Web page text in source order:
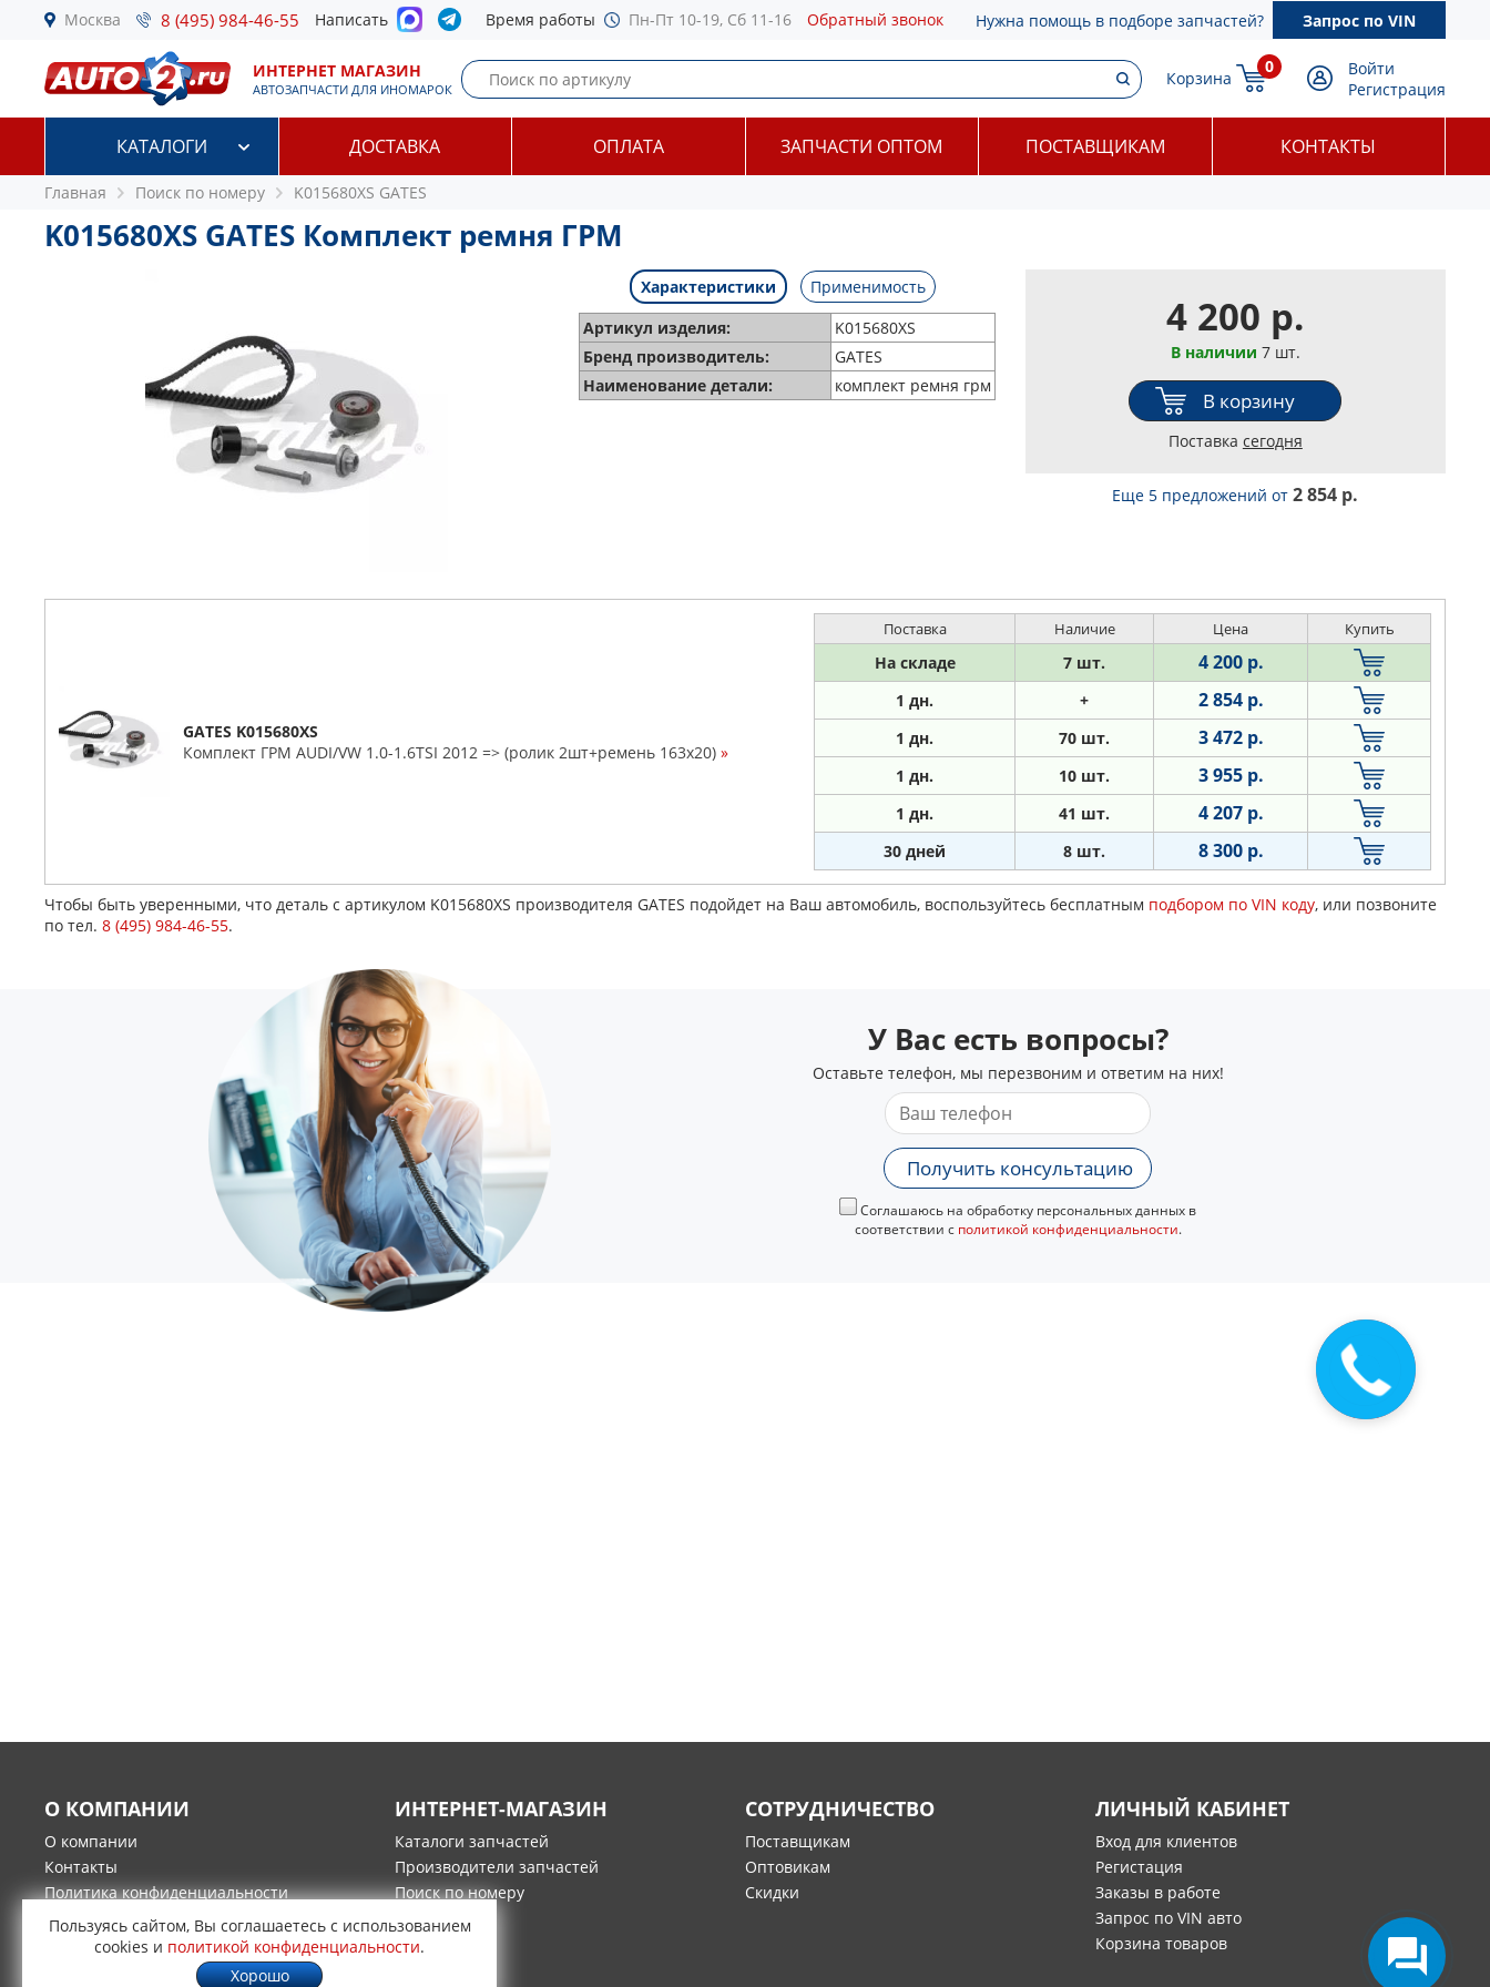
Москва 8 (495) 984-46-55 Написать Время работы Пн-Пт 10-19, Сб 11-16 Обратный звонок Нужна помощь в подборе запчастей? Запрос по VIN
ИНТЕРНЕТ МАГАЗИН
АВТОЗАПЧАСТИ ДЛЯ ИНОМАРОК
Корзина
0
Войти
Регистрация
КАТАЛОГИ ДОСТАВКА ОПЛАТА ЗАПЧАСТИ ОПТОМ ПОСТАВЩИКАМ КОНТАКТЫ
Главная Поиск по номеру K015680XS GATES
K015680XS GATES Комплект ремня ГРМ
Характеристики
Применимость
Артикул изделия:
K015680XS
Бренд производитель:
GATES
Наименование детали:
комплект ремня грм
4 200 р.
В наличии 7 шт.
В корзину
Поставка сегодня
Еще 5 предложенийот2 854 р.
GATES K015680XS
Комплект ГРМ AUDI/VW 1.0-1.6TSI 2012 => (ролик 2шт+ремень 163x20) »
Поставка Наличие Цена Купить
На складе 7 шт. 4 200 р.
1 дн. + 2 854 р.
1 дн. 70 шт. 3 472 р.
1 дн. 10 шт. 3 955 р.
1 дн. 41 шт. 4 207 р.
30 дней 8 шт. 8 300 р.
Чтобы быть уверенными, что деталь с артикулом K015680XS производителя GATES подойдет на Ваш автомобиль, воспользуйтесь бесплатным подбором по VIN коду, или позвоните
по тел. 8 (495) 984-46-55.
У Вас есть вопросы?
Оставьте телефон, мы перезвоним и ответим на них!
Получить консультацию
Соглашаюсь на обработку персональных данных в
соответствии с политикой конфиденциальности.
О КОМПАНИИ
О компании
Контакты
Политика конфиденциальности
Гарантия и возврат товара
ИНТЕРНЕТ-МАГАЗИН
Каталоги запчастей
Производители запчастей
Поиск по номеру
Оплата
Доставка
СОТРУДНИЧЕСТВО
Поставщикам
Оптовикам
Скидки
ЛИЧНЫЙ КАБИНЕТ
Вход для клиентов
Регистация
Заказы в работе
Запрос по VIN авто
Корзина товаров
Пользуясь сайтом, Вы соглашаетесь с использованием
cookies и политикой конфиденциальности.
Хорошо
Закажите
звонок